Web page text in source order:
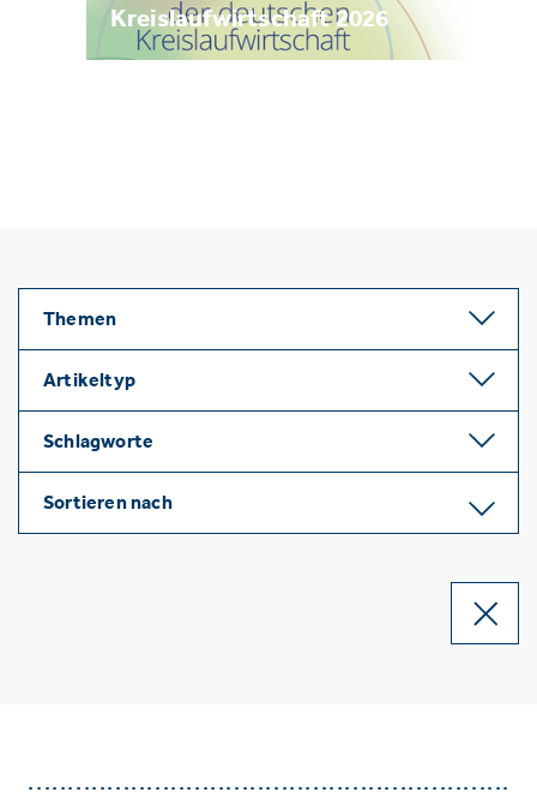
Kreislaufwirtschaft 2026
Themen
Artikeltyp
Schlagworte
Sortieren nach